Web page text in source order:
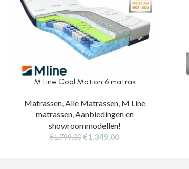
M Line Cool Motion 6 matras
Matrassen,Alle Matrassen, M Line
matrassen,Aanbiedingen en
showroommodellen!
€1.799,00€1.349,00